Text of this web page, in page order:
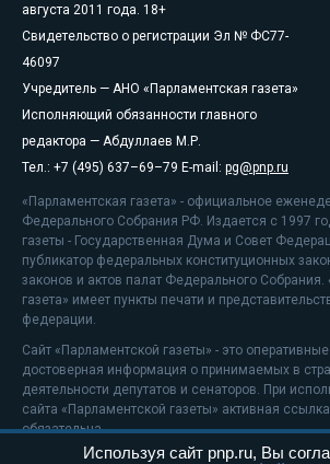
августа 2011 года. 18+
Свидетельство о регистрации Эл № ФС77-
46097
Учредитель — АНО «Парламентская газета»
Исполняющий обязанности главного
редактора — Абдуллаев М.Р.
Тел.: +7 (495) 637–69–79 E-mail: pg@pnp.ru
«Парламентская газета» - официальное
Федерального Собрания РФ. Издается с 1997
газеты - Государственная Дума и Совет
публикатор федеральных конституционных
законов и актов палат Федерального Собрания.
газета» имеет пункты печати и
федерации.
Сайт «Парламентской газеты» - это
достоверная информация о принимаемых в
деятельности депутатов и сенаторов. При
сайта «Парламентской газеты» активная
обязательна.
На информационном ресурсе применяются
Используя сайт pnp.ru, Вы